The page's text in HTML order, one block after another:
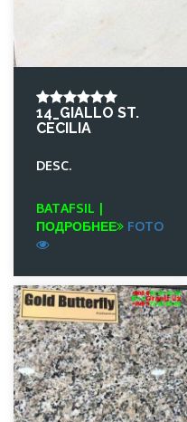
14_GIALLO ST.
CECILIA
DESC.
BATAFSIL |
ПОДРОБНЕЕ
FOTO